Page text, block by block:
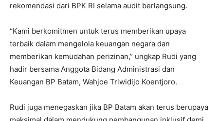
rekomendasi dari BPK RI selama audit berlangsung.
“Kami berkomitmen untuk terus memberikan upaya
terbaik dalam mengelola keuangan negara dan
memberikan kemudahan perizinan,” ungkap Rudi yang
hadir bersama Anggota Bidang Administrasi dan
Keuangan BP Batam, Wahjoe Triwidijo Koentjoro.
Rudi juga menegaskan jika BP Batam akan terus berupaya